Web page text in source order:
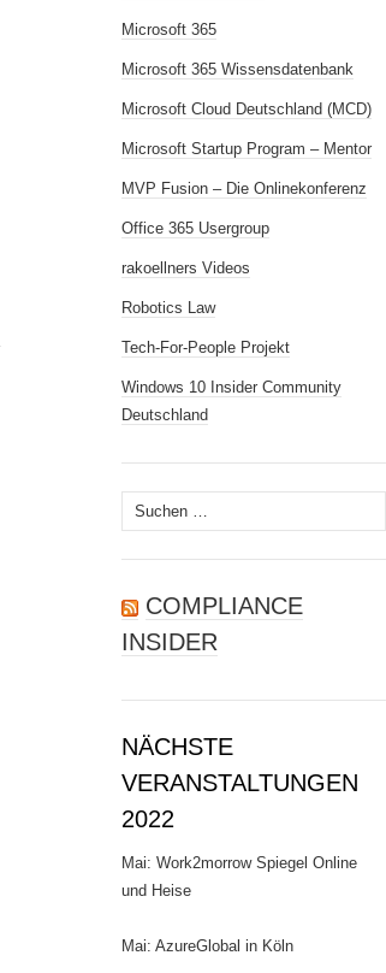
Microsoft 365
Microsoft 365 Wissensdatenbank
Microsoft Cloud Deutschland (MCD)
Microsoft Startup Program – Mentor
MVP Fusion – Die Onlinekonferenz
Office 365 Usergroup
rakoellners Videos
Robotics Law
Tech-For-People Projekt
Windows 10 Insider Community
Deutschland
Suchen
nach:
COMPLIANCE
INSIDER
NÄCHSTE
VERANSTALTUNGEN
2022
Mai: Work2morrow Spiegel Online
und Heise
Mai: AzureGlobal in Köln